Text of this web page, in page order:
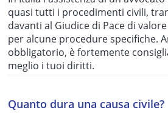
quasi tutti i procedimenti civili,
davanti al Giudice di Pace di
per alcune procedure specifiche.
obbligatorio, è fortemente
meglio i tuoi diritti.
Quanto dura una causa civile?